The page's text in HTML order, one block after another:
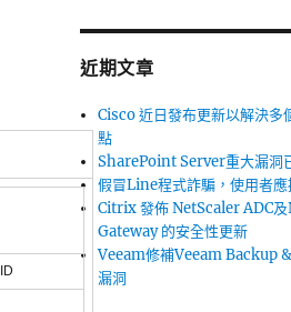
字:
近期文章
Cisco 近日發布更新以解決多
點
SharePoint Server重大漏洞
假冒Line程式詐騙，使用者應
Citrix 發佈 NetScaler ADC
Gateway 的安全性更新
Veeam修補Veeam Backup
漏洞